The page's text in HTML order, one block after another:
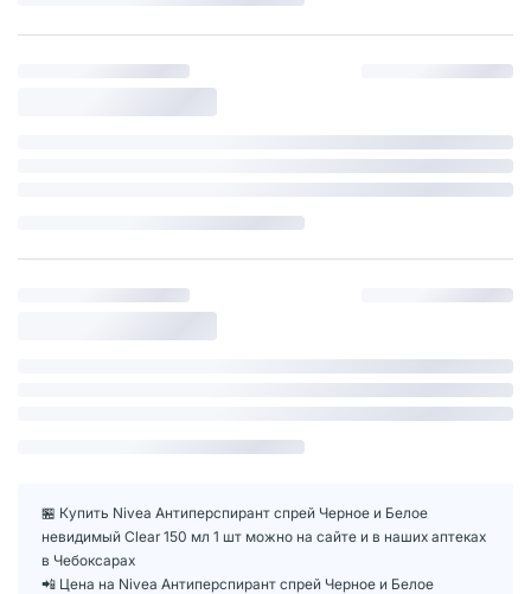
🏪 Купить Nivea Антиперспирант спрей Черное и Белое
невидимый Clear 150 мл 1 шт можно на сайте и в наших аптеках
в Чебоксарах
📲 Цена на Nivea Антиперспирант спрей Черное и Белое